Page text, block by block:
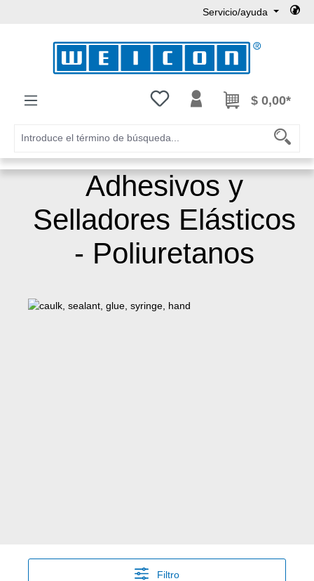
Servicio/ayuda
Tienes 0 artículos en tu lista de
$ 0,00*
Adhesivos y
Selladores Elásticos
- Poliuretanos
Filtro